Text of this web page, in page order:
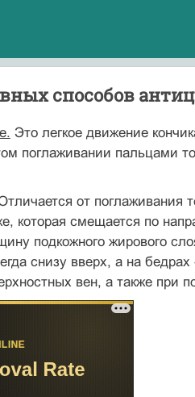
способов
Это легкое движение
поглаживании пальцами
от поглаживания
которая смещается по
подкожного жирового
снизу вверх, а на
вен, а также при